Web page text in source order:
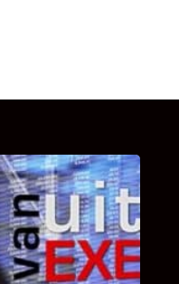
de deelname
dit programma.